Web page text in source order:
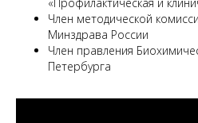
Член методической
Минздрава России
Член правления
Петербурга